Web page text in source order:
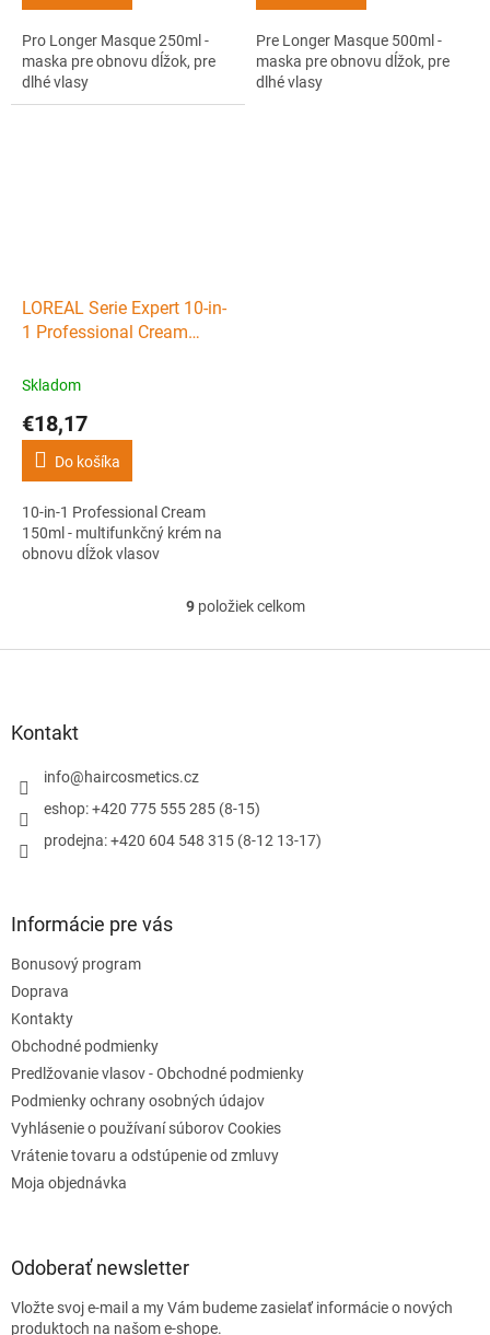
Pro Longer Masque 250ml -
maska pre obnovu dĺžok, pre
dlhé vlasy
Pre Longer Masque 500ml -
maska pre obnovu dĺžok, pre
dlhé vlasy
LOREAL Serie Expert 10-in-
1 Professional Cream
na obnovu dĺžok vlasov
Skladom
€18,17
Do košíka
10-in-1 Professional Cream
150ml - multifunkčný krém na
obnovu dĺžok vlasov
O
l
p
v
9položiek celkom
Kontakt
info@haircosmetics.cz
eshop: +420 775 555 285 (8-15)
prodejna: +420 604 548 315 (8-12 13-17)
Informácie pre vás
Bonusový program
Doprava
Kontakty
Obchodné podmienky
Predlžovanie vlasov - Obchodné podmienky
Podmienky ochrany osobných údajov
Vyhlásenie o používaní súborov Cookies
Vrátenie tovaru a odstúpenie od zmluvy
Moja objednávka
Odoberať newsletter
Vložte svoj e-mail a my Vám budeme zasielať informácie o nových
produktoch na našom e-shope.